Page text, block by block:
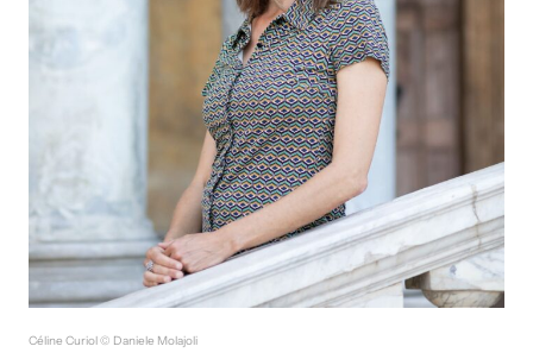
Céline Curiol © Daniele Molajoli